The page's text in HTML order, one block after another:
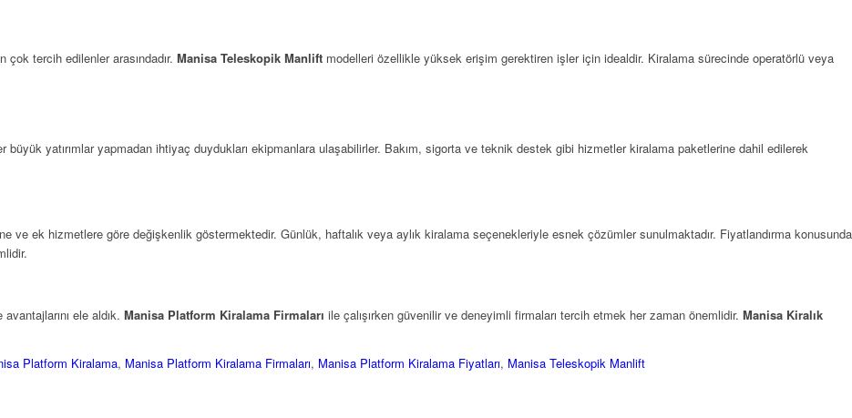
tercih edilenler arasındadır. Manisa Teleskopik Manlift modelleri özellikle yüksek erişim gerektiren işler için idealdir. Kiralama sürecinde operatörlü veya
büyük yatırımlar yapmadan ihtiyaç duydukları ekipmanlara ulaşabilirler. Bakım, sigorta ve teknik destek gibi hizmetler kiralama paketlerine dahil edilerek
ve ek hizmetlere göre değişkenlik göstermektedir. Günlük, haftalık veya aylık kiralama seçenekleriyle esnek çözümler sunulmaktadır. Fiyatlandırma konusunda
ele aldık. Manisa Platform Kiralama Firmaları ile çalışırken güvenilir ve deneyimli firmaları tercih etmek her zaman önemlidir. Manisa Kiralık
Platform Kiralama, Manisa Platform Kiralama Firmaları, Manisa Platform Kiralama Fiyatları, Manisa Teleskopik Manlift